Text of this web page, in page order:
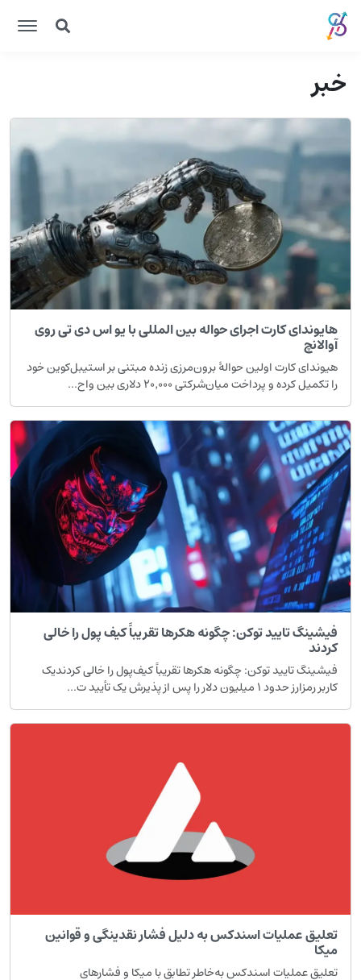
خبر
هایوندای کارت اجرای حواله بین المللی با یو اس دی تی روی
آوالانچ
هیوندای کارت اولین حوالهٔ برون‌مرزی زنده مبتنی بر استیبل‌کوین خود
را تکمیل کرده و پرداخت میان‌شرکتی ۲۰٬۰۰۰ دلاری بین واح...
فیشینگ تایید توکن: چگونه هکرها تقریباً کیف پول را خالی
کردند
فیشینگ تایید توکن: چگونه هکرها تقریباً کیف‌پول را خالی کردندیک
کاربر رمزارز حدود ۱ میلیون دلار را پس از پذیرش یک تأیید ت...
تعلیق عملیات اسندکس به دلیل فشار نقدینگی و قوانین
میکا
تعلیق عملیات اسندکس به‌خاطر تطابق با میکا و فشارهای